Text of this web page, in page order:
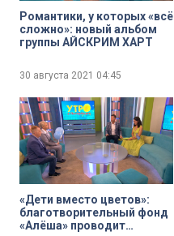
Романтики, у которых «всё
сложно»: новый альбом
группы АЙСКРИМ ХАРТ
30 августа 2021 04:45
«Дети вместо цветов»:
благотворительный фонд
«Алёша» проводит